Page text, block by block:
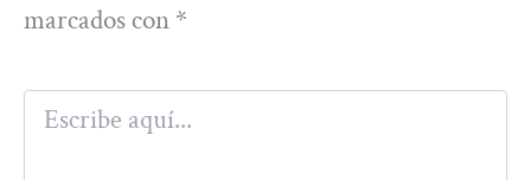
marcados con *
Escribe
aquí...